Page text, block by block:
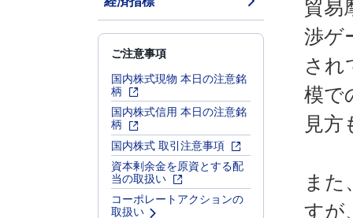
ご注意事項
国内株式現物 本日の注意銘
柄
国内株式信用 本日の注意銘
柄
国内株式 取引注意事項
資本剰余金を原資とする配
当の取扱い
コーポレートアクションの
取扱い
貿易
渉ゲ
され
模で
見方
また
すが